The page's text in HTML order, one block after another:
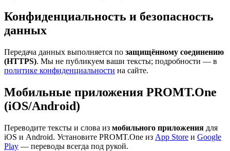
Конфиденциальность и безопасность
данных
Передача данных выполняется по защищённому соединению
(HTTPS). Мы не публикуем ваши тексты; подробности — в
политике конфиденциальности на сайте.
Мобильные приложения PROMT.One
(iOS/Android)
Переводите тексты и слова из мобильного приложения для
iOS и Android. Установите PROMT.One из App Store и Google
Play — переводы всегда под рукой.